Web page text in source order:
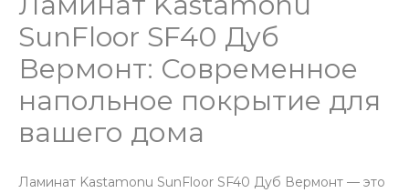
SunFloor SF40 Дуб
Вермонт: Современное
напольное покрытие для
вашего дома
Ламинат Kastamonu SunFloor SF40 Дуб Вермонт — это